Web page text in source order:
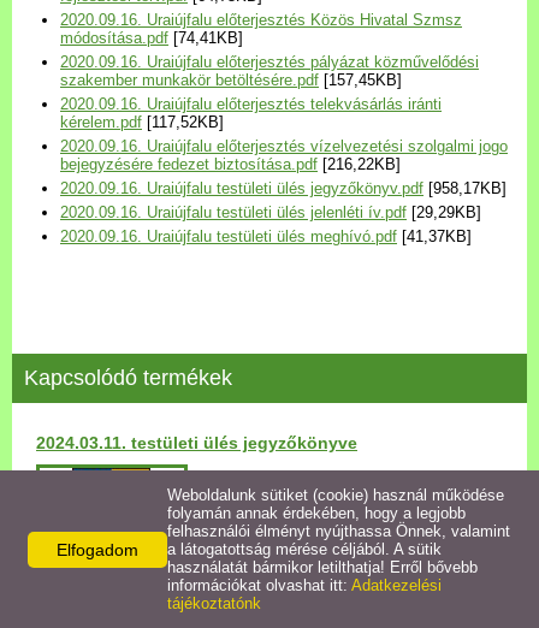
Versenyképes Járások
Program
Települési Arculati
Kézikönyv
Hírek
Egyéb intézmények
Egyéb szolgáltatások
Egészségügyi ellátás
Uraiújfalu Sportegyesület
2020.09.16. Uraiújfalu előterjesztés Közös Hivatal Szmsz
módosítása.pdf [74,41KB]
2020.09.16. Uraiújfalu előterjesztés pályázat közművelődési
szakember munkakör betöltésére.pdf [157,45KB]
2020.09.16. Uraiújfalu előterjesztés telekvásárlás iránti
kérelem.pdf [117,52KB]
2020.09.16. Uraiújfalu előterjesztés vízelvezetési szolgalmi jogo
bejegyzésére fedezet biztosítása.pdf [216,22KB]
2020.09.16. Uraiújfalu testületi ülés jegyzőkönyv.pdf [958,17KB]
2020.09.16. Uraiújfalu testületi ülés jelenléti ív.pdf [29,29KB]
2020.09.16. Uraiújfalu testületi ülés meghívó.pdf [41,37KB]
Kapcsolódó termékek
2024.03.11. testületi ülés jegyzőkönyve
Részletek
Elfogadom
Weboldalunk sütiket (cookie) használ működése
folyamán annak érdekében, hogy a legjobb
felhasználói élményt nyújthassa Önnek, valamint
a látogatottság mérése céljából. A sütik
használatát bármikor letilthatja! Erről bővebb
információkat olvashat itt: Adatkezelési
tájékoztatónk